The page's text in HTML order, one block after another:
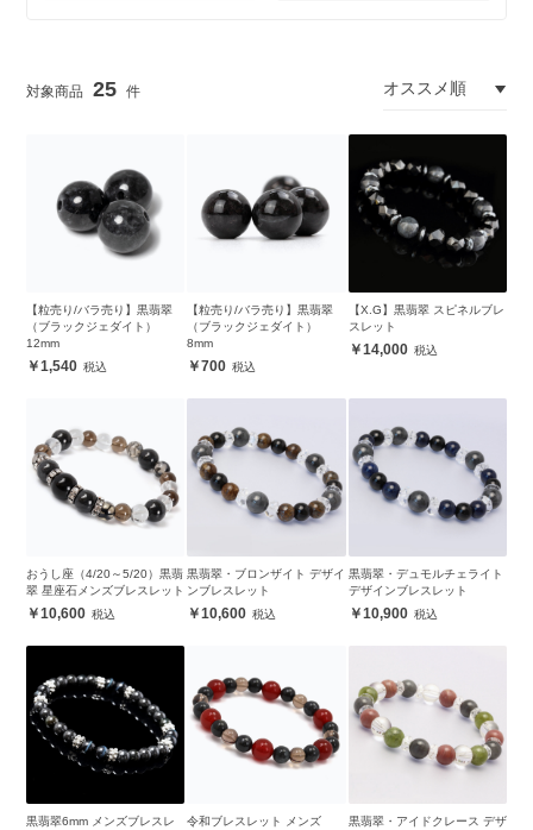
25
【粒売り/バラ売り】黒翡翠
（ブラックジェダイト）
12mm
1,540
【粒売り/バラ売り】黒翡翠
（ブラックジェダイト）
8mm
700
【X.G】黒翡翠 スピネルブレ
スレット
14,000
おうし座（4/20～5/20）黒翡
翠 星座石メンズブレスレット
10,600
黒翡翠・ブロンザイト デザイ
ンブレスレット
10,600
黒翡翠・デュモルチェライト
デザインブレスレット
10,900
黒翡翠6mm メンズブレスレ
令和ブレスレット メンズ
黒翡翠・アイドクレース デザ